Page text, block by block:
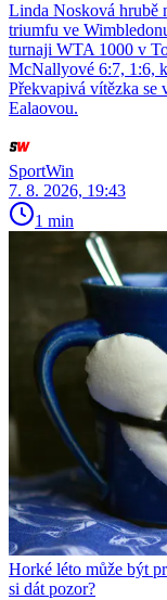
Linda Nosková hrubě
triumfu ve
turnaji WTA 1000 v
McNallyové 6:7, 1:6,
Překvapivá vítězka se
Ealaovou.
SportWin
7. 8. 2026, 19:43
1 min
Horké léto může být
si dát pozor?